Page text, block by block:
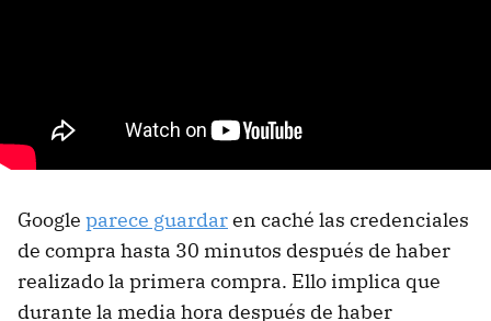
Google parece guardaren caché las credenciales
de compra hasta 30 minutos después de haber
realizado la primera compra. Ello implica que
durante la media hora después de haber